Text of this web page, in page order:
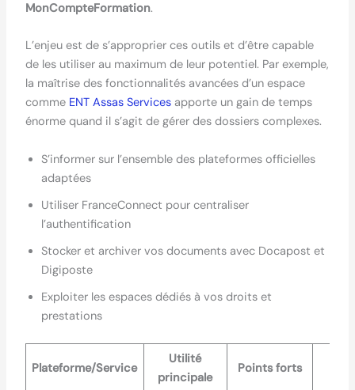
MonCompteFormation.
L’enjeu est de s’approprier ces outils et d’être capable
de les utiliser au maximum de leur potentiel. Par exemple,
la maîtrise des fonctionnalités avancées d’un espace
comme ENT Assas Servicesapporte un gain de temps
énorme quand il s’agit de gérer des dossiers complexes.
S’informer sur l’ensemble des plateformes officielles
adaptées
Utiliser FranceConnect pour centraliser
l’authentification
Stocker et archiver vos documents avec Docapost et
Digiposte
Exploiter les espaces dédiés à vos droits et
prestations
Plateforme/Service
Utilité
principale
Points forts